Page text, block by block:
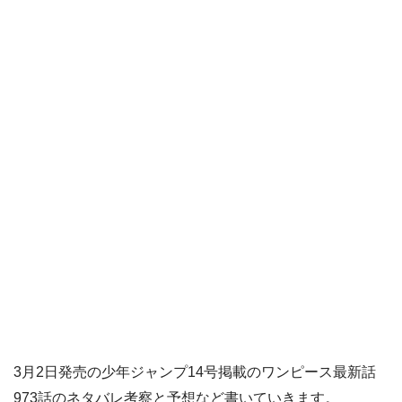
3月2日発売の少年ジャンプ14号掲載のワンピース最新話
973話のネタバレ考察と予想など書いていきます。